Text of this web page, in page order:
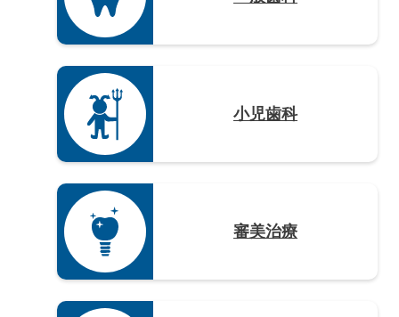
小児歯科
審美治療